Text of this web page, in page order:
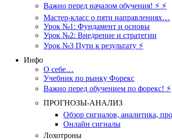
Важно перед началом обучения! ⚡ ⚡
Мастер-класс о пяти направлениях…
Урок №1: Фундамент и основы
Урок №2: Внедрение и стратегии
Урок №3 Пути к результату ⚡️
Инфо
О себе…
Учебник по рынку Форекс
Важно перед обучением по форекс! ⚡
ПРОГНОЗЫ-АНАЛИЗ
Обзор сигналов, аналитика,
Онлайн сигналы
Лохотроны